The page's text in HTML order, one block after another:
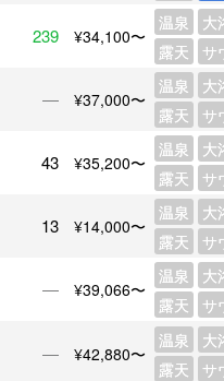
239 ¥34,100〜
温泉
大
露天
サ
― ¥37,000〜
温泉
大
露天
サ
43 ¥35,200〜
温泉
大
露天
サ
13 ¥14,000〜
温泉
大
露天
サ
― ¥39,066〜
温泉
大
露天
サ
― ¥42,880〜
温泉
大
露天
サ